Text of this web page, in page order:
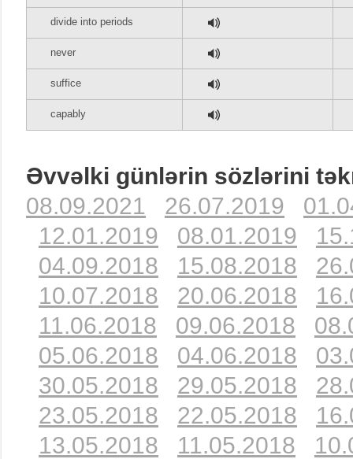
divide into periods
never
suffice
capably
Əvvəlki günlərin sözlərini
08.09.2021
26.07.2019
12.01.2019
08.01.2019
04.09.2018
15.08.2018
10.07.2018
20.06.2018
11.06.2018
09.06.2018
05.06.2018
04.06.2018
30.05.2018
29.05.2018
23.05.2018
22.05.2018
13.05.2018
11.05.2018